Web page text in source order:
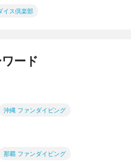
イス倶楽部
ード
沖縄 ファンダイビング
那覇 ファンダイビング